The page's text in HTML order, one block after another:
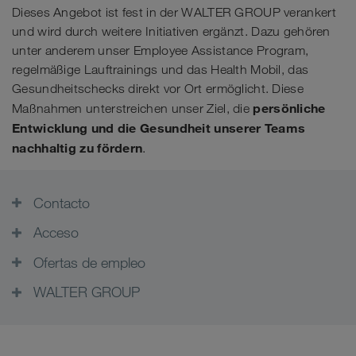
Dieses Angebot ist fest in der WALTER GROUP verankert
und wird durch weitere Initiativen ergänzt. Dazu gehören
unter anderem unser Employee Assistance Program,
regelmäßige Lauftrainings und das Health Mobil, das
Gesundheitschecks direkt vor Ort ermöglicht. Diese
Maßnahmen unterstreichen unser Ziel, die persönliche
Entwicklung und die Gesundheit unserer Teams
nachhaltig zu fördern.
Contacto
Acceso
Ofertas de empleo
WALTER GROUP